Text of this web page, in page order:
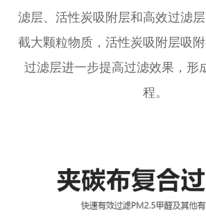
滤层、活性炭吸附层和高效过滤
截大颗粒物质，活性炭吸附层吸
过滤层进一步提高过滤效果，形
程。